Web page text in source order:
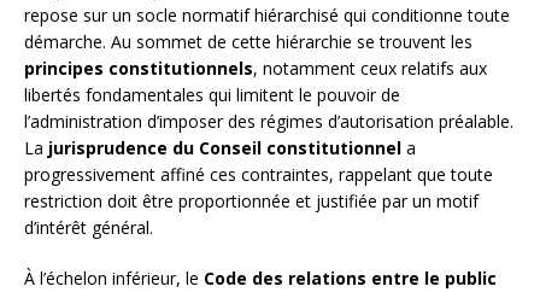
repose sur un socle normatif hiérarchisé qui conditionne toute
démarche. Au sommet de cette hiérarchie se trouvent les
principes constitutionnels, notamment ceux relatifs aux
libertés fondamentales qui limitent le pouvoir de
l’administration d’imposer des régimes d’autorisation préalable.
La jurisprudence du Conseil constitutionnel a
progressivement affiné ces contraintes, rappelant que toute
restriction doit être proportionnée et justifiée par un motif
d’intérêt général.
À l’échelon inférieur, le Code des relations entre le public